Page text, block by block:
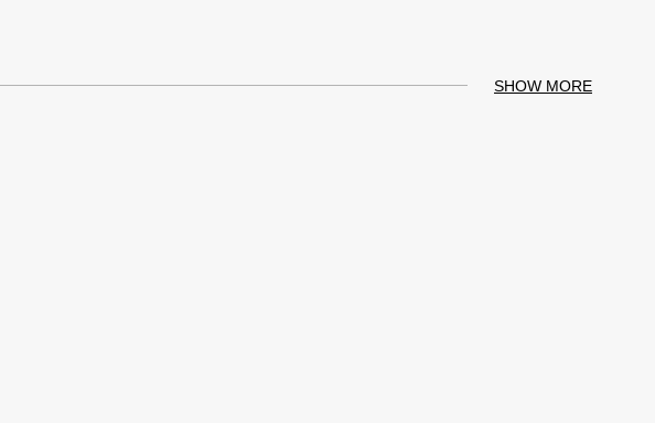
SHOW MORE